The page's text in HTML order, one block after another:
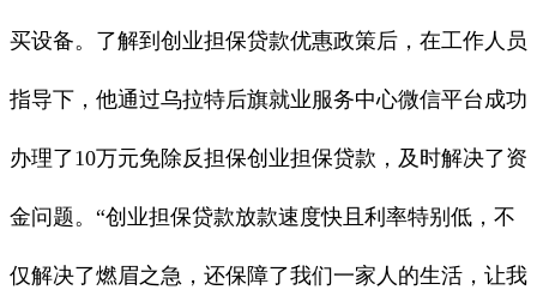
买设备。了解到创业担保贷款优惠政策后，在工作人员
指导下，他通过乌拉特后旗就业服务中心微信平台成功
办理了10万元免除反担保创业担保贷款，及时解决了资
金问题。“创业担保贷款放款速度快且利率特别低，不
仅解决了燃眉之急，还保障了我们一家人的生活，让我